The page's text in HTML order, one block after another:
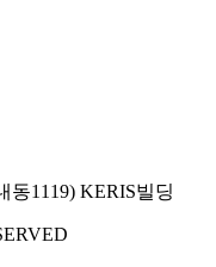
동1119) KERIS빌딩